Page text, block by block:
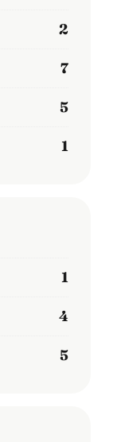
2
7
5
1
1
4
5